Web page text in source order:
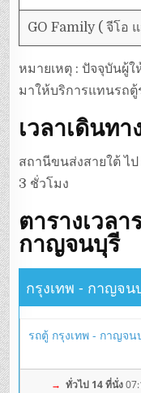
GO Family ( จีโอ
หมายเหตุ : ปัจจุบันผู้
มาให้บริการแทนรถตู้
เวลาเดินทา
สถานีขนส่งสายใต้ ไ
3 ชั่วโมง
ตารางเวล
กาญจนบุรี
กรุงเทพ - กาญจน
รถตู้ กรุงเทพ - กาญจน
→ ทั่วไป 14 ที่นั่ง